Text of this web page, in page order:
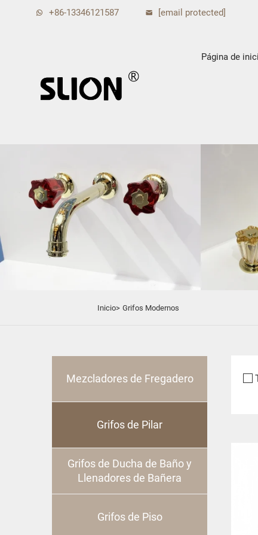
+86-13346121587 [email protected]
Página de
Inicio> Grifos Modernos
Mezcladores de Fregadero
Grifos de Pilar
Grifos de Ducha de Baño y
Llenadores de Bañera
Grifos de Piso